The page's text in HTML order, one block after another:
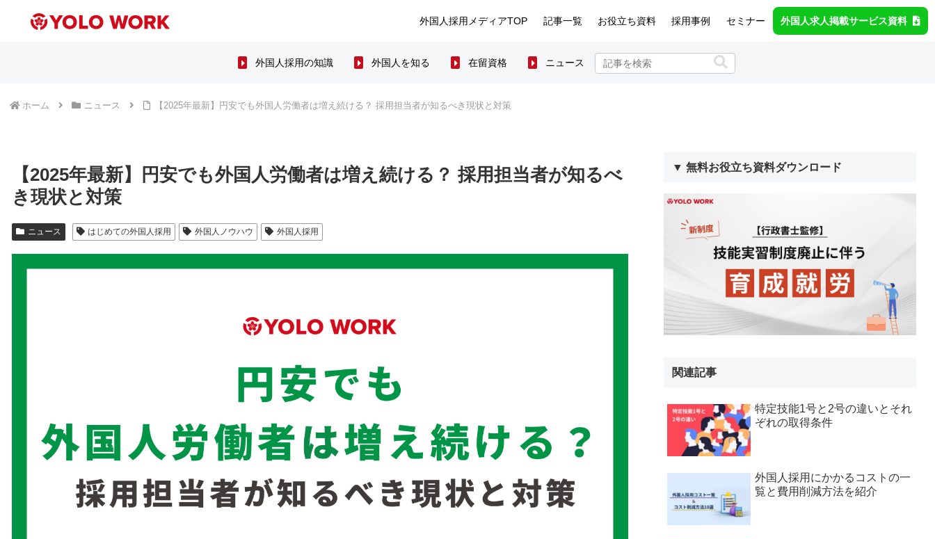
外国人採用メディアTOP 記事一覧 お役立ち資料 採用事例 セミナー 外国人求人掲載サービス資料
外国人採用の知識 外国人を知る 在留資格 ニュース
ホーム ニュース 【2025年最新】円安でも外国人労働者は増え続ける？ 採用担当者が知るべき現状と対策
【2025年最新】円安でも外国人労働者は増え続ける？ 採用担当者が知るべ
き現状と対策
ニュース はじめての外国人採用 外国人ノウハウ 外国人採用
▼ 無料お役立ち資料ダウンロード
関連記事
特定技能1号と2号の違いとそれ
ぞれの取得条件
外国人採用にかかるコストの一
覧と費用削減方法を紹介